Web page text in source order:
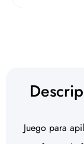
Juego para